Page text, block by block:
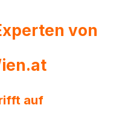
von
auf